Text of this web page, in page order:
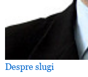
Despre slugi